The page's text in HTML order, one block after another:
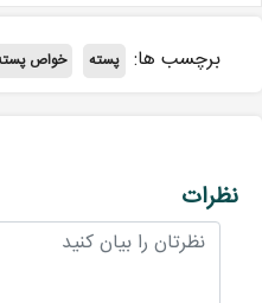
برچسب ها: پسته خواص
نظرات